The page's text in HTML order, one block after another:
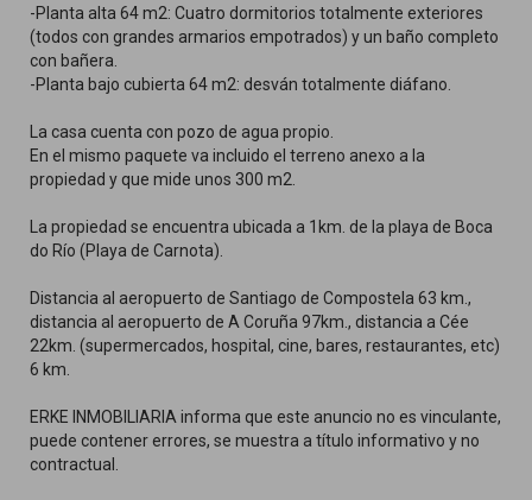
-Planta alta 64 m2: Cuatro dormitorios totalmente exteriores
(todos con grandes armarios empotrados) y un baño completo
con bañera.
-Planta bajo cubierta 64 m2: desván totalmente diáfano.
La casa cuenta con pozo de agua propio.
En el mismo paquete va incluido el terreno anexo a la
propiedad y que mide unos 300 m2.
La propiedad se encuentra ubicada a 1km. de la playa de Boca
do Río (Playa de Carnota).
Distancia al aeropuerto de Santiago de Compostela 63 km.,
distancia al aeropuerto de A Coruña 97km., distancia a Cée
22km. (supermercados, hospital, cine, bares, restaurantes, etc)
6 km.
ERKE INMOBILIARIA informa que este anuncio no es vinculante,
puede contener errores, se muestra a título informativo y no
contractual.